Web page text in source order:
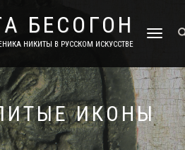
БЕСОГОН
НИКИТЫ В РУССКОМ ИСКУССТВЕ
TOGGLE
ИКОНЫ